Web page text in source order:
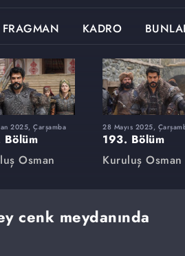
FRAGMAN KADRO
2025, Çarşamba
Osman
28 Mayıs 2025,
193. Bölüm
Kuruluş Osman
cenk meydanında